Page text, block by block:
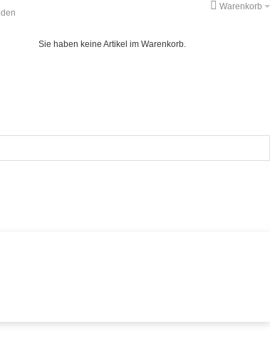
Warenkorb
Sie haben keine Artikel im Warenkorb.